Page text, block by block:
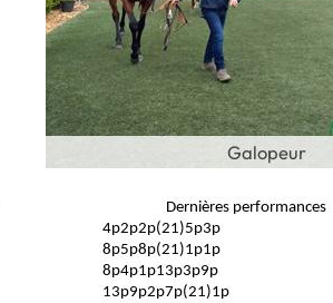
Galopeur
Dernières performances
4p2p2p(21)5p3p
8p5p8p(21)1p1p
8p4p1p13p3p9p
13p9p2p7p(21)1p